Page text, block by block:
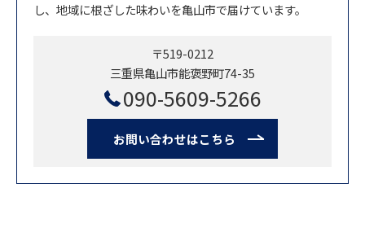
し、地域に根ざした味わいを亀山市で届けています。
〒519-0212
三重県亀山市能褒野町74-35
090-5609-5266
お問い合わせはこちら